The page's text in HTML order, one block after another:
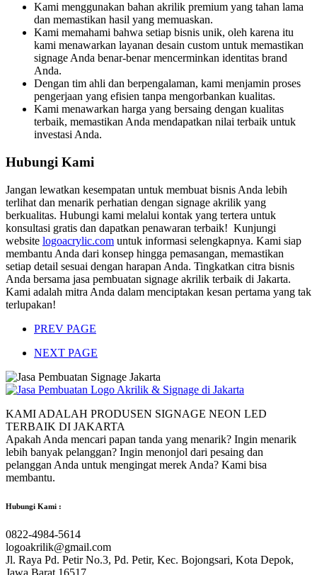
Kami menggunakan bahan akrilik premium yang tahan lama
dan memastikan hasil yang memuaskan.
Kami memahami bahwa setiap bisnis unik, oleh karena itu
kami menawarkan layanan desain custom untuk memastikan
signage Anda benar-benar mencerminkan identitas brand
Anda.
Dengan tim ahli dan berpengalaman, kami menjamin proses
pengerjaan yang efisien tanpa mengorbankan kualitas.
Kami menawarkan harga yang bersaing dengan kualitas
terbaik, memastikan Anda mendapatkan nilai terbaik untuk
investasi Anda.
Hubungi Kami
Jangan lewatkan kesempatan untuk membuat bisnis Anda lebih
terlihat dan menarik perhatian dengan signage akrilik yang
berkualitas. Hubungi kami melalui kontak yang tertera untuk
konsultasi gratis dan dapatkan penawaran terbaik! Kunjungi
website logoacrylic.com untuk informasi selengkapnya. Kami siap
membantu Anda dari konsep hingga pemasangan, memastikan
setiap detail sesuai dengan harapan Anda. Tingkatkan citra bisnis
Anda bersama jasa pembuatan signage akrilik terbaik di Jakarta.
Kami adalah mitra Anda dalam menciptakan kesan pertama yang tak
terlupakan!
PREV PAGE
NEXT PAGE
KAMI ADALAH PRODUSEN SIGNAGE NEON LED
TERBAIK DI JAKARTA
Apakah Anda mencari papan tanda yang menarik? Ingin menarik
lebih banyak pelanggan? Ingin menonjol dari pesaing dan
pelanggan Anda untuk mengingat merek Anda? Kami bisa
membantu.
Hubungi Kami :
0822-4984-5614
logoakrilik@gmail.com
Jl. Raya Pd. Petir No.3, Pd. Petir, Kec. Bojongsari, Kota Depok,
Jawa Barat 16517